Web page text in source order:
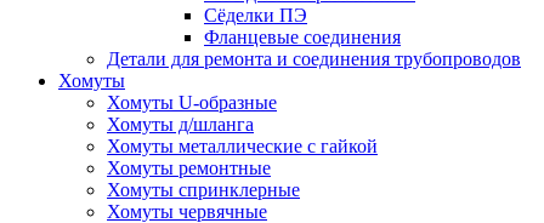
Сёделки ПЭ
Фланцевые соединения
Детали для ремонта и соединения трубопроводов
Хомуты
Хомуты U-образные
Хомуты д/шланга
Хомуты металлические с гайкой
Хомуты ремонтные
Хомуты спринклерные
Хомуты червячные